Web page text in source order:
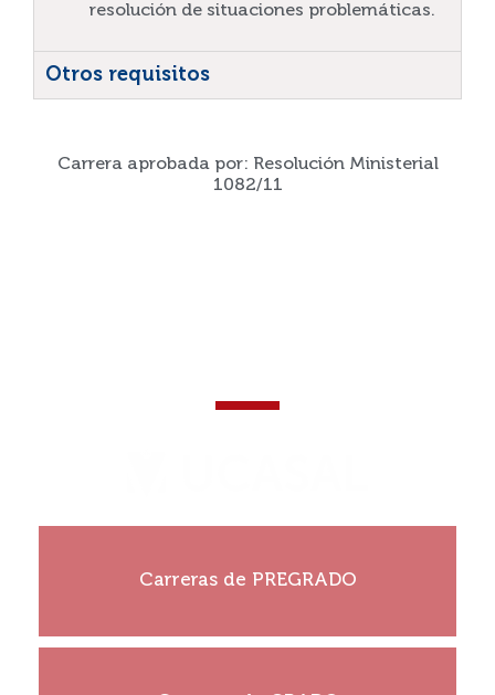
resolución de situaciones problemáticas.
Otros requisitos
Carrera aprobada por: Resolución Ministerial
1082/11
Carreras de PREGRADO